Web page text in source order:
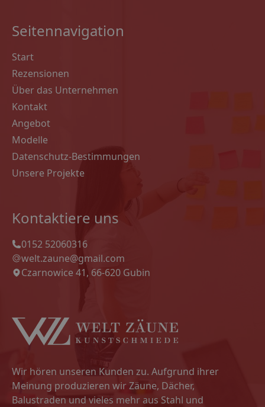
Seitennavigation
Start
Rezensionen
Über das Unternehmen
Kontakt
Angebot
Modelle
Datenschutz-Bestimmungen
Unsere Projekte
Kontaktiere uns
0152 52060316
welt.zaune@gmail.com
Czarnowice 41, 66-620 Gubin
Wir hören unseren Kunden zu. Aufgrund ihrer
Meinung produzieren wir Zäune, Dächer,
Balustraden und vieles mehr aus Stahl und